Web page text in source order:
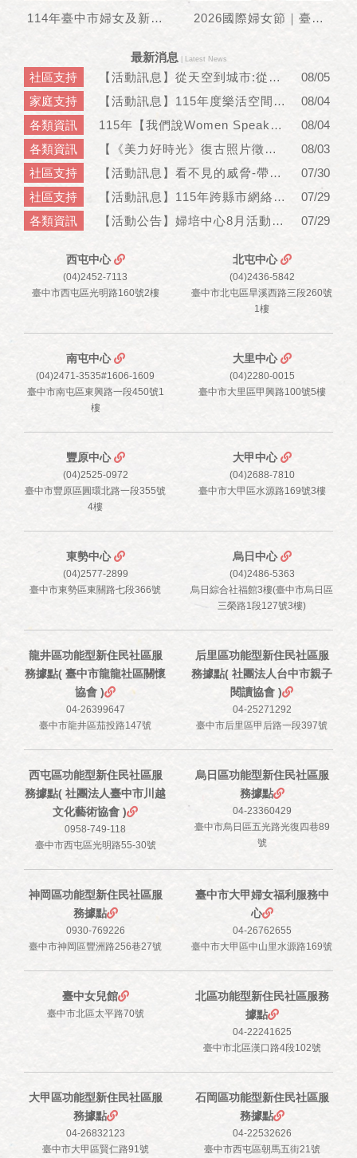
114年臺中市婦女及新住民服務成果展｜線上展覽 2026國際婦女節｜臺中女力論壇
最新消息| Latest News
社區支持 【活動訊息】從天空到城市:從猛禽觀察看見環境變遷與永續的實踐
08/05
家庭支持
【活動訊息】115年度樂活空間：親子共讀
08/04
各類資訊
115年【我們說Women Speak】第十一期 心得回饋獲獎名單
08/04
各類資訊
【《美力好時光》復古照片徵件｜獲獎名單公告】
08/03
社區支持
【活動訊息】看不見的威脅-帶你搞懂什是跟騷
07/30
社區支持
【活動訊息】115年跨縣市網絡及資源連結：【微笑媽媽．溫馨傳愛】母職的多元樣貌，擁抱產後人生｜圖文展
07/29
各類資訊
【活動公告】婦培中心8月活動資訊 07/29
西屯中心
(04)2452-7113
臺中市西屯區光明路160號2樓
北屯中心
(04)2436-5842
臺中市北屯區旱溪西路三段260號
1樓
南屯中心
(04)2471-3535#1606-1609
臺中市南屯區東興路一段450號1
樓
大里中心
(04)2280-0015
臺中市大里區甲興路100號5樓
豐原中心
(04)2525-0972
臺中市豐原區圓環北路一段355號
4樓
大甲中心
(04)2688-7810
臺中市大甲區水源路169號3樓
東勢中心
(04)2577-2899
臺中市東勢區東關路七段366號
烏日中心
(04)2486-5363
烏日綜合社福館3樓(臺中市烏日區
三榮路1段127號3樓)
龍井區功能型新住民社區服
務據點( 臺中市龍龍社區關懷
協會 )
04-26399647
臺中市龍井區茄投路147號
后里區功能型新住民社區服
務據點( 社團法人台中市親子
閱讀協會 )
04-25271292
臺中市后里區甲后路一段397號
西屯區功能型新住民社區服
務據點( 社團法人臺中市川越
文化藝術協會 )
0958-749-118
臺中市西屯區光明路55-30號
烏日區功能型新住民社區服
務據點
04-23360429
臺中市烏日區五光路光復四巷89
號
神岡區功能型新住民社區服
務據點
0930-769226
臺中市神岡區豐洲路256巷27號
臺中市大甲婦女福利服務中
心
04-26762655
臺中市大甲區中山里水源路169號
臺中女兒館
臺中市北區太平路70號
北區功能型新住民社區服務
據點
04-22241625
臺中市北區漢口路4段102號
大甲區功能型新住民社區服
務據點
04-26832123
臺中市大甲區賢仁路91號
石岡區功能型新住民社區服
務據點
04-22532626
臺中市西屯區朝馬五街21號